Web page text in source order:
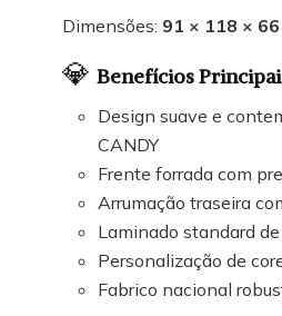
Dimensões: 91 × 118 × 66
💎 Benefícios
Design suave e
CANDY
Frente forrada com
Arrumação traseira
Laminado standard
Personalização de
Fabrico nacional